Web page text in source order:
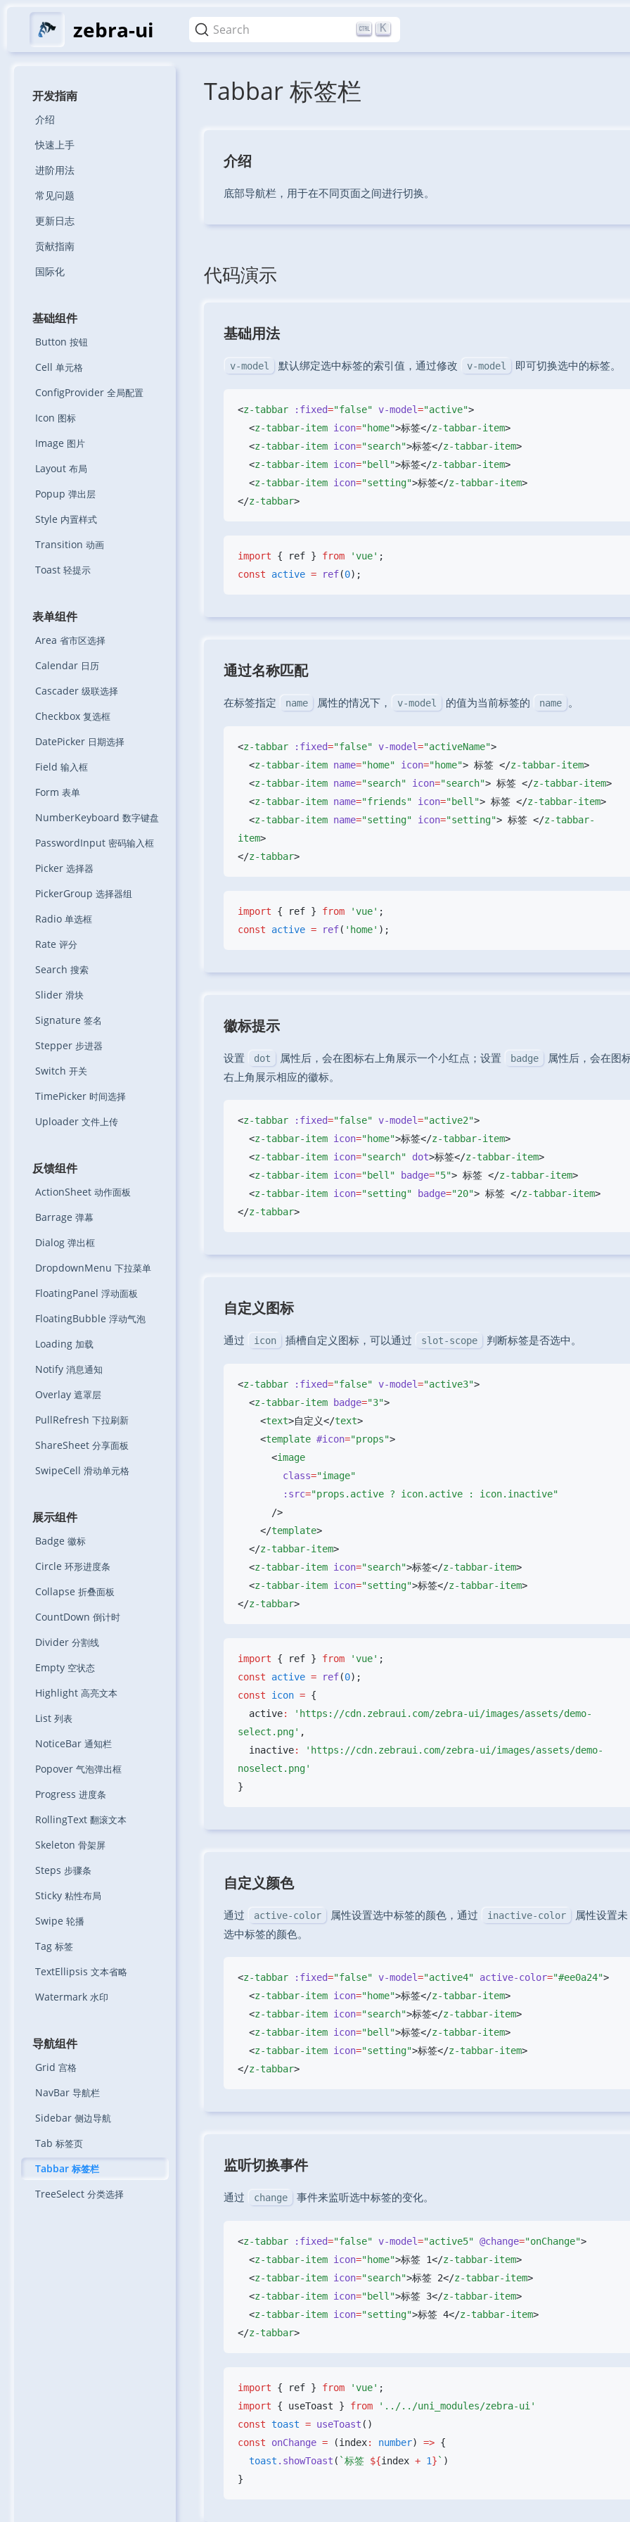
zebra-ui Search K
开发指南
介绍
快速上手
进阶用法
常见问题
更新日志
贡献指南
国际化
基础组件
Button 按钮
Cell 单元格
ConfigProvider 全局配置
Icon 图标
Image 图片
Layout 布局
Popup 弹出层
Style 内置样式
Transition 动画
Toast 轻提示
表单组件
Area 省市区选择
Calendar 日历
Cascader 级联选择
Checkbox 复选框
DatePicker 日期选择
Field 输入框
Form 表单
NumberKeyboard 数字键盘
PasswordInput 密码输入框
Picker 选择器
PickerGroup 选择器组
Radio 单选框
Rate 评分
Search 搜索
Slider 滑块
Signature 签名
Stepper 步进器
Switch 开关
TimePicker 时间选择
Uploader 文件上传
反馈组件
ActionSheet 动作面板
Barrage 弹幕
Dialog 弹出框
DropdownMenu 下拉菜单
FloatingPanel 浮动面板
FloatingBubble 浮动气泡
Loading 加载
Notify 消息通知
Overlay 遮罩层
PullRefresh 下拉刷新
ShareSheet 分享面板
SwipeCell 滑动单元格
展示组件
Badge 徽标
Circle 环形进度条
Collapse 折叠面板
CountDown 倒计时
Divider 分割线
Empty 空状态
Highlight 高亮文本
List 列表
NoticeBar 通知栏
Popover 气泡弹出框
Progress 进度条
RollingText 翻滚文本
Skeleton 骨架屏
Steps 步骤条
Sticky 粘性布局
Swipe 轮播
Tag 标签
TextEllipsis 文本省略
Watermark 水印
导航组件
Grid 宫格
NavBar 导航栏
Sidebar 侧边导航
Tab 标签页
Tabbar 标签栏
TreeSelect 分类选择
Tabbar 标签栏
介绍
底部导航栏，用于在不同页面之间进行切换。
代码演示
基础用法
v-model 默认绑定选中标签的索引值，通过修改 v-model 即可切换选中的标签。
<z-tabbar :fixed="false" v-model="active"
  <
z-tabbar-item icon="home">标签</z-tabbar-item
  <
z-tabbar-item icon="search">标签</z-tabbar-item
  <
z-tabbar-item icon="bell">标签</z-tabbar-item
  <
z-tabbar-item icon="setting">标签</z-tabbar-item
</z-tabbar
import { ref } from 'vue'
const active = ref(0
通过名称匹配
在标签指定 name 属性的情况下， v-model 的值为当前标签的 name 。
<z-tabbar :fixed="false" v-model="activeName"
  <
z-tabbar-item name="home" icon="home"> 标签 </z-tabbar-item
  <
z-tabbar-item name="search" icon="search"> 标签 </z-tabbar-item
  <
z-tabbar-item name="friends" icon="bell"> 标签 </z-tabbar-item
  <
z-tabbar-item name="setting" icon="setting"> 标签 </z-tabbar-
item
</z-tabbar
import { ref } from 'vue'
const active = ref( 'home'
徽标提示
设置 dot 属性后，会在图标右上角展示一个小红点；设置 badge
属性后，会在图
右上角展示相应的徽标。
<z-tabbar :fixed="false" v-model="active2"
  <
z-tabbar-item icon="home">标签</z-tabbar-item
  <
z-tabbar-item icon="search" dot>标签</z-tabbar-item
  <
z-tabbar-item icon="bell" badge="5"> 标签 </z-tabbar-item
  <
z-tabbar-item icon="setting" badge="20"> 标签 </z-tabbar-item
</z-tabbar
自定义图标
通过 icon 插槽自定义图标，可以通过 slot-scope 判断标签是否选中。
<z-tabbar :fixed="false" v-model="active3"
  <
z-tabbar-item badge="3"
    <
text>自定义</text
    <
template #icon="props"
      <
        class
=
        :src
=
    </
template
  </
z-tabbar-item
  <
z-tabbar-item icon="search">标签</z-tabbar-item
  <
z-tabbar-item icon="setting">标签</z-tabbar-item
</z-tabbar
import { ref } from 'vue'
const active = ref(0
const icon =
  active
:
'https://cdn.zebraui.com/zebra-ui/images/assets/demo-
select.png'
  inactive
:
'https://cdn.zebraui.com/zebra-ui/images/assets/demo-
自定义颜色
通过 active-color 属性设置选中标签的颜色，通过 inactive-color
属性设置未
选中标签的颜色。
<z-tabbar :fixed="false" v-model="active4" active-color="#ee0a24"
  <
z-tabbar-item icon="home">标签</z-tabbar-item
  <
z-tabbar-item icon="search">标签</z-tabbar-item
  <
z-tabbar-item icon="bell">标签</z-tabbar-item
  <
z-tabbar-item icon="setting">标签</z-tabbar-item
</z-tabbar
监听切换事件
通过 change 事件来监听选中标签的变化。
<z-tabbar :fixed="false" v-model="active5" @change="onChange"
  <
z-tabbar-item icon="home">标签 1</z-tabbar-item
  <
z-tabbar-item icon="search">标签 2</z-tabbar-item
  <
z-tabbar-item icon="bell">标签 3</z-tabbar-item
  <
z-tabbar-item icon="setting">标签 4</z-tabbar-item
</z-tabbar
import { ref } from 'vue'
import { useToast } from
const toast = useToast
const onChange = (index: number) =>
  toast
.showToast ( `标签 ${index + 1} `